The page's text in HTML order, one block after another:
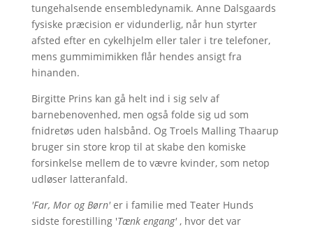
tungehalsende ensembledynamik. Anne Dalsgaards
fysiske præcision er vidunderlig, når hun styrter
afsted efter en cykelhjelm eller taler i tre telefoner,
mens gummimimikken flår hendes ansigt fra
hinanden.
Birgitte Prins kan gå helt ind i sig selv af
barnebenovenhed, men også folde sig ud som
fnidretøs uden halsbånd. Og Troels Malling Thaarup
bruger sin store krop til at skabe den komiske
forsinkelse mellem de to vævre kvinder, som netop
udløser latteranfald.
'Far, Mor og Børn'er i familie med Teater Hunds
sidste forestilling 'Tænk engang', hvor det var